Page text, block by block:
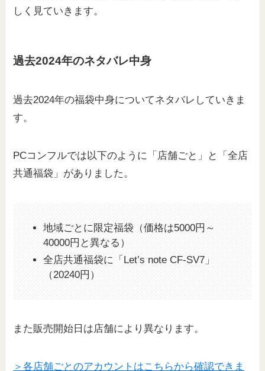
しく見ていきます。
過去2024年のネタバレ中身
過去2024年の福袋中身についてネタバレしていきま
す。
PCコンフルでは以下のように「店舗ごと」と「全店
共通福袋」がありました。
地域ごとに限定福袋（価格は5000円～
40000円と異なる）
全店共通福袋に「Let’s note CF-SV7」
（20240円）
また販売開始日は店舗により異なります。
＞各店舗ごとのアカウントはこちらから確認できま